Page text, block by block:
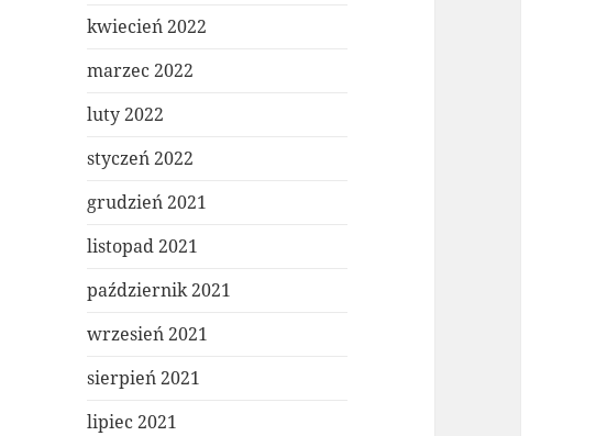
kwiecień 2022
marzec 2022
luty 2022
styczeń 2022
grudzień 2021
listopad 2021
październik 2021
wrzesień 2021
sierpień 2021
lipiec 2021